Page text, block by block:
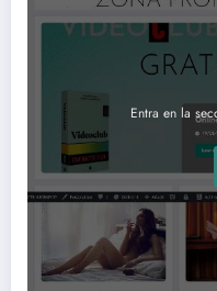
Entra en la